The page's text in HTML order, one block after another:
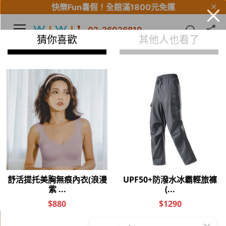
快樂Fun暑假！ 全館滿1800元免運
02-26026810
【Fun暑假】全館滿$5000輸入優惠碼再折$500
此商品已下架